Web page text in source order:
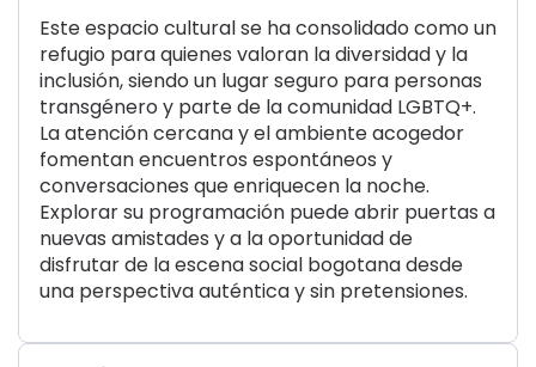
Este espacio cultural se ha consolidado como un
refugio para quienes valoran la diversidad y la
inclusión, siendo un lugar seguro para personas
transgénero y parte de la comunidad LGBTQ+.
La atención cercana y el ambiente acogedor
fomentan encuentros espontáneos y
conversaciones que enriquecen la noche.
Explorar su programación puede abrir puertas a
nuevas amistades y a la oportunidad de
disfrutar de la escena social bogotana desde
una perspectiva auténtica y sin pretensiones.